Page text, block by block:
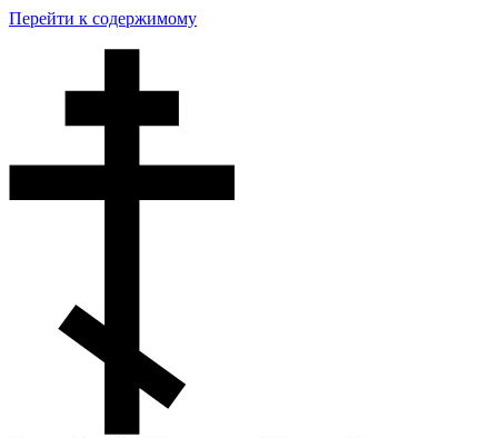
Перейти к содержимому